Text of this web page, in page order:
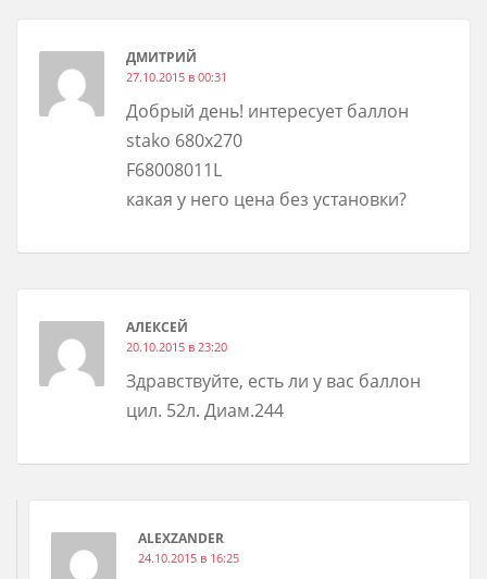
ДМИТРИЙ
27.10.2015 в 00:31
Добрый день! интересует баллон
stako 680х270
F68008011L
какая у него цена без установки?
АЛЕКСЕЙ
20.10.2015 в 23:20
Здравствуйте, есть ли у вас баллон
цил. 52л. Диам.244
ALEXZANDER
24.10.2015 в 16:25